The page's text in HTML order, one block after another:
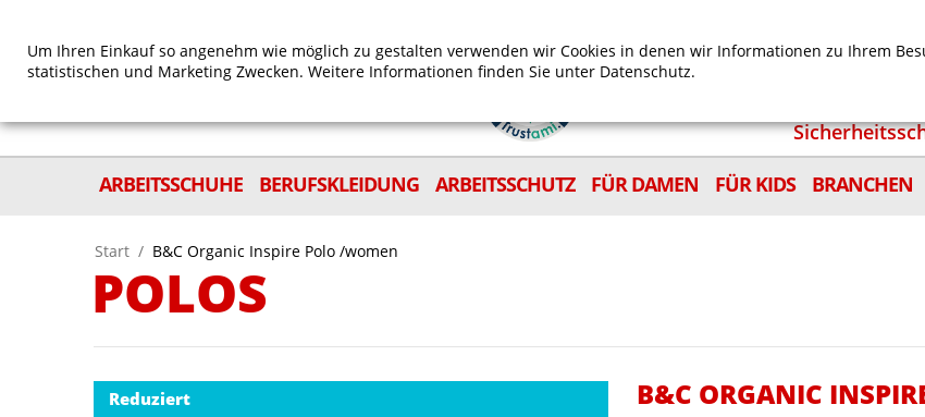
ARBEITSSCHUHE
BERUFSKLEIDUNG ARBEITSSCHUTZ FÜR DAMEN FÜR KIDS BRANCHEN
Start / B&C Organic Inspire Polo /women
POLOS
Reduziert B&C ORGANIC
Um Ihren Einkauf so angenehm wie möglich zu gestalten verwenden wir Cookies in denen wir Informationen zu Ihrem
statistischen und Marketing Zwecken. Weitere Informationen finden Sie unter Datenschutz.